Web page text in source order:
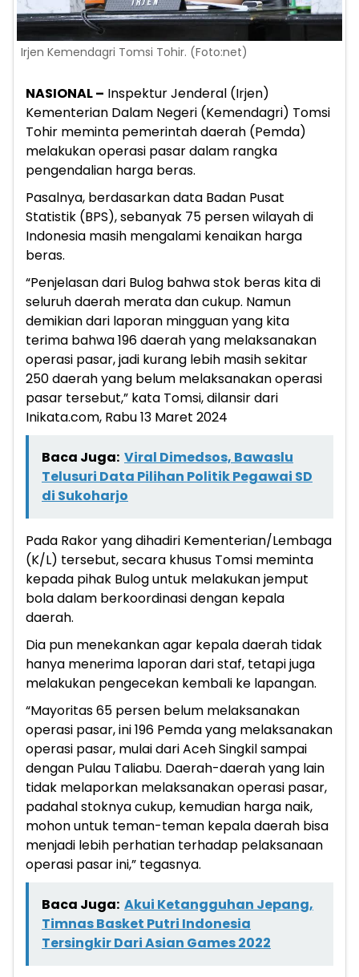
Irjen Kemendagri Tomsi Tohir. (Foto:net)
NASIONAL – Inspektur Jenderal (Irjen)
Kementerian Dalam Negeri (Kemendagri) Tomsi
Tohir meminta pemerintah daerah (Pemda)
melakukan operasi pasar dalam rangka
pengendalian harga beras.
Pasalnya, berdasarkan data Badan Pusat
Statistik (BPS), sebanyak 75 persen wilayah di
Indonesia masih mengalami kenaikan harga
beras.
“Penjelasan dari Bulog bahwa stok beras kita di
seluruh daerah merata dan cukup. Namun
demikian dari laporan mingguan yang kita
terima bahwa 196 daerah yang melaksanakan
operasi pasar, jadi kurang lebih masih sekitar
250 daerah yang belum melaksanakan operasi
pasar tersebut,” kata Tomsi, dilansir dari
Inikata.com, Rabu 13 Maret 2024
Baca Juga: Viral Dimedsos, Bawaslu
Telusuri Data Pilihan Politik Pegawai SD
di Sukoharjo
Pada Rakor yang dihadiri Kementerian/Lembaga
(K/L) tersebut, secara khusus Tomsi meminta
kepada pihak Bulog untuk melakukan jemput
bola dalam berkoordinasi dengan kepala
daerah.
Dia pun menekankan agar kepala daerah tidak
hanya menerima laporan dari staf, tetapi juga
melakukan pengecekan kembali ke lapangan.
“Mayoritas 65 persen belum melaksanakan
operasi pasar, ini 196 Pemda yang melaksanakan
operasi pasar, mulai dari Aceh Singkil sampai
dengan Pulau Taliabu. Daerah-daerah yang lain
tidak melaporkan melaksanakan operasi pasar,
padahal stoknya cukup, kemudian harga naik,
mohon untuk teman-teman kepala daerah bisa
menjadi lebih perhatian terhadap pelaksanaan
operasi pasar ini,” tegasnya.
Baca Juga: Akui Ketangguhan Jepang,
Timnas Basket Putri Indonesia
Tersingkir Dari Asian Games 2022